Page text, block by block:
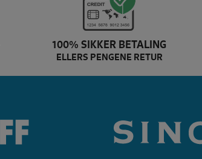
100% SIKKER BETALING
ELLERS PENGENE RETUR